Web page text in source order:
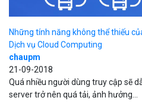
Những tính năng không thể thiếu
Dịch vụ Cloud Computing
chaupm
21-09-2018
Quá nhiều người dùng truy cập sẽ
server trở nên quá tải, ảnh hưởng...